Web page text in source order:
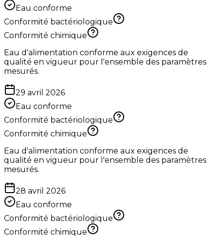
Eau conforme
Conformité bactériologique
Conformité chimique
Eau d'alimentation conforme aux exigences de
qualité en vigueur pour l'ensemble des paramètres
mesurés.
29 avril 2026
Eau conforme
Conformité bactériologique
Conformité chimique
Eau d'alimentation conforme aux exigences de
qualité en vigueur pour l'ensemble des paramètres
mesurés.
28 avril 2026
Eau conforme
Conformité bactériologique
Conformité chimique